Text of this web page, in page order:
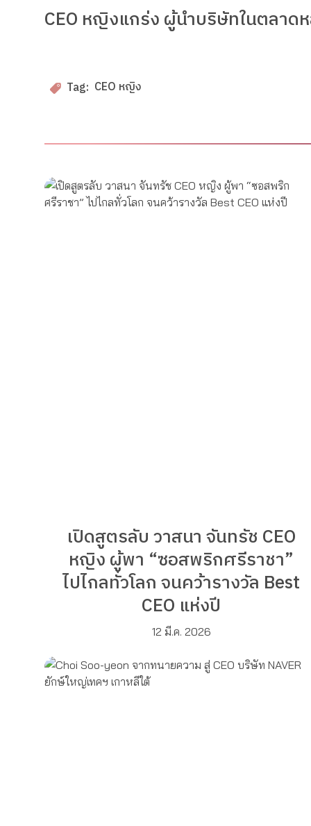
CEO หญิงแกร่ง ผู้นำบริษัทในตลาด
Tag: CEO หญิง
เปิดสูตรลับ วาสนา จันทรัช CEO
หญิง ผู้พา “ซอสพริกศรีราชา”
ไปไกลทั่วโลก จนคว้ารางวัล Best
CEO แห่งปี
12 มี.ค. 2026